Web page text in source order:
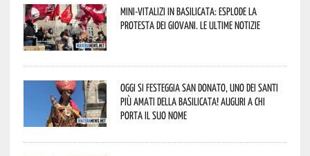
Mini-vitalizi in Basilicata: esplode la
protesta dei giovani. Le ultime notizie
Oggi si festeggia San Donato, uno dei Santi
più amati della Basilicata! Auguri a chi
porta il suo nome